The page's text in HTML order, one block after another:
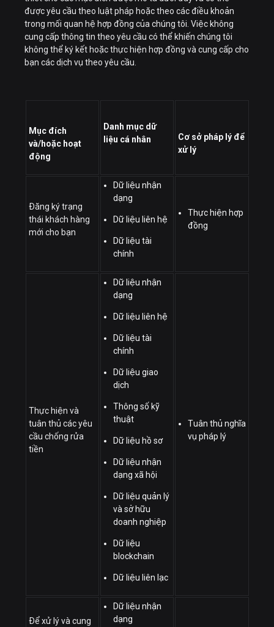
được yêu cầu theo luật pháp hoặc theo các điều khoản
trong mối quan hệ hợp đồng của chúng tôi. Việc không
cung cấp thông tin theo yêu cầu có thể khiến chúng tôi
không thể ký kết hoặc thực hiện hợp đồng và cung cấp cho
bạn các dịch vụ theo yêu cầu.
Mục đích
và/hoặc hoạt
động
Danh mục dữ
liệu cá nhân
Cơ sở pháp lý để
xử lý
Đăng ký trạng
thái khách hàng
mới cho bạn
Dữ liệu nhận
dạng
Dữ liệu liên hệ
Dữ liệu tài
chính
Thực hiện hợp
đồng
Thực hiện và
tuân thủ các yêu
cầu chống rửa
tiền
Dữ liệu nhận
dạng
Dữ liệu liên hệ
Dữ liệu tài
chính
Dữ liệu giao
dịch
Thông số kỹ
thuật
Dữ liệu hồ sơ
Dữ liệu nhận
dạng xã hội
Dữ liệu quản lý
và sở hữu
doanh nghiệp
Dữ liệu
blockchain
Dữ liệu liên lạc
Tuân thủ nghĩa
vụ pháp lý
Để xử lý và cung
Dữ liệu nhận
dạng